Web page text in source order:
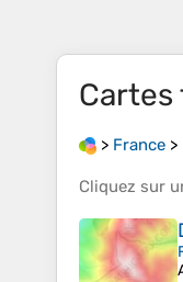
> France >
Cliquez sur